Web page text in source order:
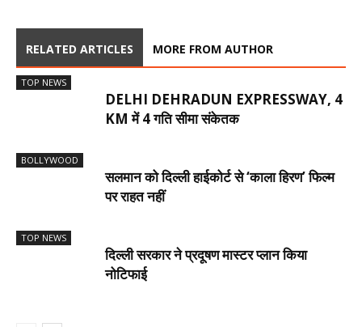
RELATED ARTICLES MORE FROM AUTHOR
TOP NEWS
DELHI DEHRADUN EXPRESSWAY, 4
KM में 4 गति सीमा संकेतक
BOLLYWOOD
सलमान को दिल्ली हाईकोर्ट से ‘काला हिरण’ फिल्म
पर राहत नहीं
TOP NEWS
दिल्ली सरकार ने प्रदूषण मास्टर प्लान किया
नोटिफाई